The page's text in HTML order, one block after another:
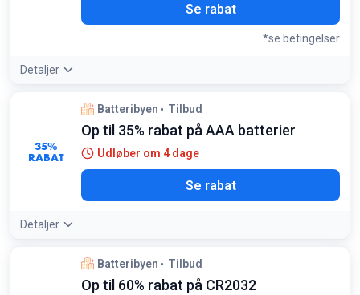
Se rabat
*se betingelser
Detaljer
Tilbudsdetaljer:
LEKI PRO-serien leveres med 10 års
garanti, hvilket gør denne bundle til et særligt godt køb for
langtidsholdbart tilbehør
Betingelser:
Gælder kun udvalgte produkter i LEKI PRO-sortimentet
35%
RABAT
Batteribyen Tilbud
Op til 35% rabat på AAA batterier
Udløber om 4 dage
Se rabat
Detaljer
Batteribyen Tilbud
Op til 60% rabat på CR2032